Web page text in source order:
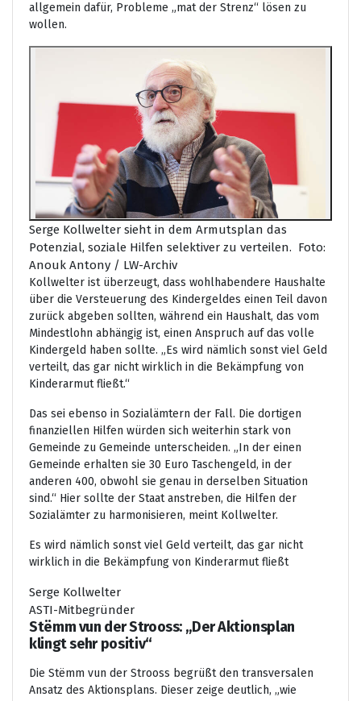
allgemein dafür, Probleme „mat der Strenz“ lösen zu
wollen.
Serge Kollwelter sieht in dem Armutsplan das
Potenzial, soziale Hilfen selektiver zu verteilen. Foto:
Anouk Antony / LW-Archiv
Kollwelter ist überzeugt, dass wohlhabendere Haushalte
über die Versteuerung des Kindergeldes einen Teil davon
zurück abgeben sollten, während ein Haushalt, das vom
Mindestlohn abhängig ist, einen Anspruch auf das volle
Kindergeld haben sollte. „Es wird nämlich sonst viel Geld
verteilt, das gar nicht wirklich in die Bekämpfung von
Kinderarmut fließt.“
Das sei ebenso in Sozialämtern der Fall. Die dortigen
finanziellen Hilfen würden sich weiterhin stark von
Gemeinde zu Gemeinde unterscheiden. „In der einen
Gemeinde erhalten sie 30 Euro Taschengeld, in der
anderen 400, obwohl sie genau in derselben Situation
sind.“ Hier sollte der Staat anstreben, die Hilfen der
Sozialämter zu harmonisieren, meint Kollwelter.
Es wird nämlich sonst viel Geld verteilt, das gar nicht
wirklich in die Bekämpfung von Kinderarmut fließt
Serge Kollwelter
ASTI-Mitbegründer
Stëmm vun der Strooss: „Der Aktionsplan
klingt sehr positiv“
Die Stëmm vun der Strooss begrüßt den transversalen
Ansatz des Aktionsplans. Dieser zeige deutlich, „wie